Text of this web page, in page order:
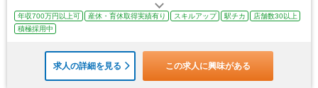
年収700万円以上可 産休・育休取得実績有り スキルアップ 駅チカ
店舗数30以上
積極採用中
求人の詳細を見る この求人に興味がある